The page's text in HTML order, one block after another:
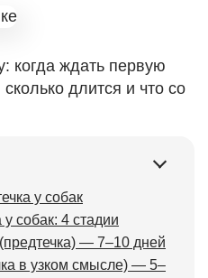
когда ждать первую
сколько длится и что со
у собак
у собак: 4 стадии
— 7–10 дней
в узком смысле) — 5–